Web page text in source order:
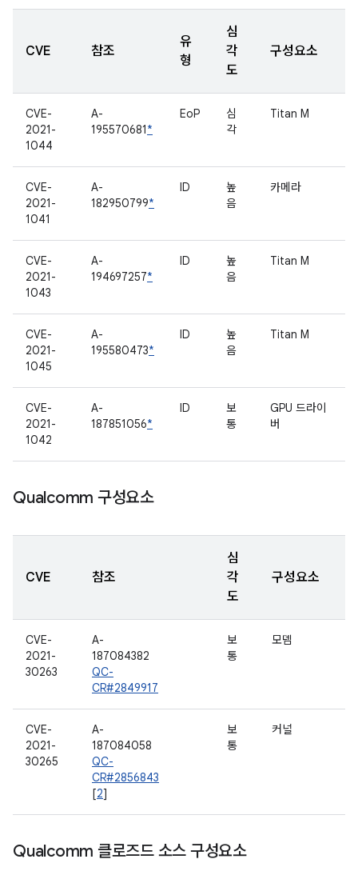
CVE 참조
유
형
심
각
도
구성요소
CVE-
2021-
1044
A-
195570681*
EoP
심
각
Titan M
CVE-
2021-
1041
A-
182950799*
ID
높
음
카메라
CVE-
2021-
1043
A-
194697257*
ID
높
음
Titan M
CVE-
2021-
1045
A-
195580473*
ID
높
음
Titan M
CVE-
2021-
1042
A-
187851056*
ID
보
통
GPU 드라이
버
Qualcomm 구성요소
CVE 참조
심
각
도
구성요소
CVE-
2021-
30263
A-
187084382
QC-
CR#2849917
보
통
모뎀
CVE-
2021-
30265
A-
187084058
QC-
CR#2856843
[2]
보
통
커널
Qualcomm 클로즈드 소스 구성요소